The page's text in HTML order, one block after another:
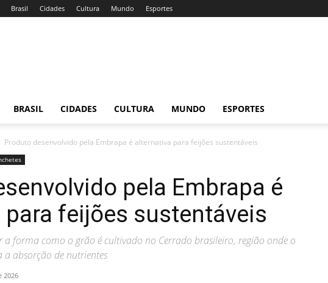
Brasil Cidades Cultura Mundo Esportes
BRASIL CIDADES CULTURA MUNDO ESPORTES
Produto desenvolvido pela Embrapa é alternativa para feijões sustentáveis
pela Embrapa é
feijões sustentáveis
forma como o grão é cultivado no Cerrado brasileiro, região onde o
absorção de nutrientes
2026